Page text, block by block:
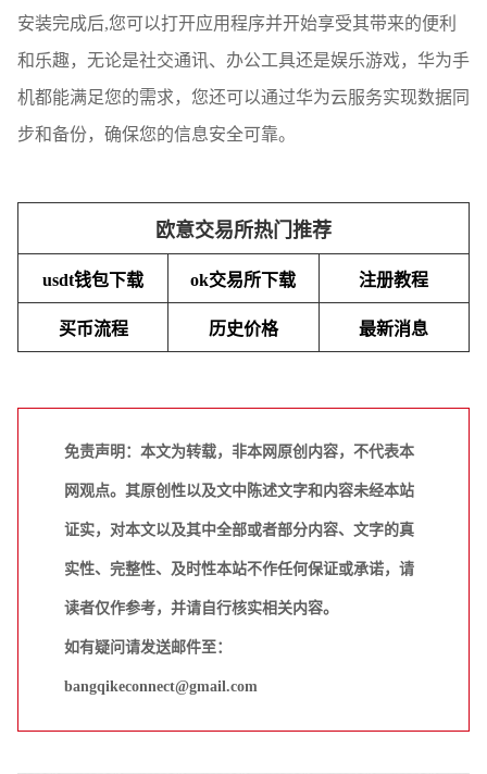
安装完成后,您可以打开应用程序并开始享受其带来的便利
和乐趣，无论是社交通讯、办公工具还是娱乐游戏，华为手
机都能满足您的需求，您还可以通过华为云服务实现数据同
步和备份，确保您的信息安全可靠。
欧意交易所热门推荐
usdt钱包下载 ok交易所下载 注册教程
买币流程 历史价格 最新消息
免责声明：本文为转载，非本网原创内容，不代表本
网观点。其原创性以及文中陈述文字和内容未经本站
证实，对本文以及其中全部或者部分内容、文字的真
实性、完整性、及时性本站不作任何保证或承诺，请
读者仅作参考，并请自行核实相关内容。
如有疑问请发送邮件至：
bangqikeconnect@gmail.com